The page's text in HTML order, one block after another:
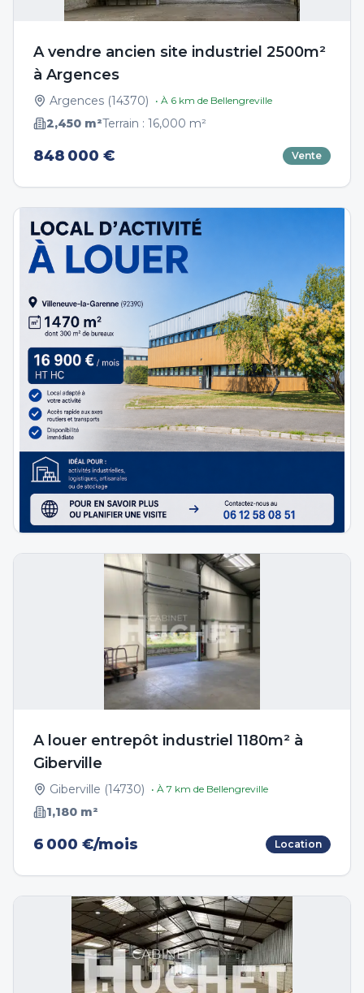
A vendre ancien site industriel 2500m²
à Argences
Argences (14370) • À 6 km de Bellengreville
2,450 m²Terrain : 16,000 m²
848 000 € Vente
A louer entrepôt industriel 1180m² à
Giberville
Giberville (14730) • À 7 km de Bellengreville
1,180 m²
6 000 €/mois Location